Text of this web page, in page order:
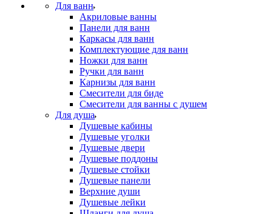
Для ванн
Акриловые ванны
Панели для ванн
Каркасы для ванн
Комплектующие для ванн
Ножки для ванн
Ручки для ванн
Карнизы для ванн
Смесители для биде
Смесители для ванны с душем
Для душа
Душевые кабины
Душевые уголки
Душевые двери
Душевые поддоны
Душевые стойки
Душевые панели
Верхние души
Душевые лейки